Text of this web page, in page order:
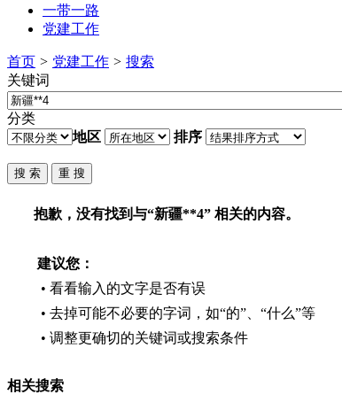
一带一路
党建工作
首页 > 党建工作 > 搜索
关键词
分类
地区
排序
抱歉，没有找到与“新疆**4” 相关的内容。
建议您：
• 看看输入的文字是否有误
• 去掉可能不必要的字词，如“的”、“什么”等
• 调整更确切的关键词或搜索条件
相关搜索